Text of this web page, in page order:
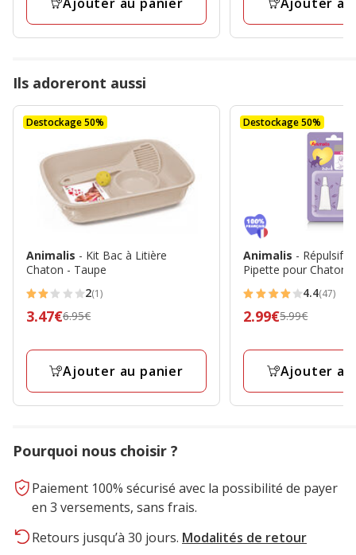
Ils adoreront aussi
Destockage 50%
Animalis - Kit Bac à Litière
Chaton - Taupe
2
étoiles
1
2(1)
Prix
6.95€,
final
3.47€
3.47€6.95€
Ajouter au panier
Destockage 50%
Animalis - Répulsif
Pipette pour Chaton
4.4
étoiles
47
4.4(47)
Prix
5.99€,
final
2.99€
2.99€5.99€
Ajouter
Pourquoi nous choisir ?
Paiement 100% sécurisé avec la possibilité de payer
en 3 versements, sans frais.
Retours jusqu’à 30 jours. Modalités de retour